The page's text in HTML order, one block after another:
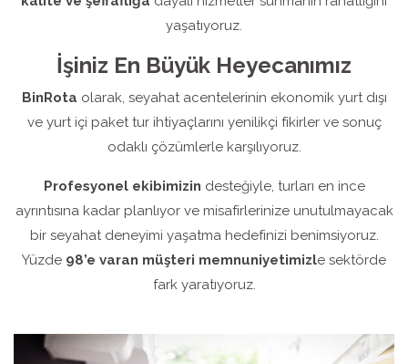
yaşatıyoruz.
İşiniz En Büyük Heyecanımız
BinRota olarak, seyahat acentelerinin ekonomik yurt dışı
ve yurt içi paket tur ihtiyaçlarını yenilikçi fikirler ve sonuç
odaklı çözümlerle karşılıyoruz.
Profesyonel ekibimizin desteğiyle, turları en ince
ayrıntısına kadar planlıyor ve misafirlerinize unutulmayacak
bir seyahat deneyimi yaşatma hedefinizi benimsiyoruz.
Yüzde 98’e varan müşteri memnuniyetimizle sektörde
fark yaratıyoruz.